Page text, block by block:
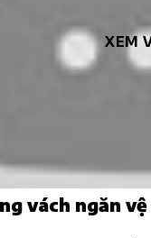
XEM
vách ngăn